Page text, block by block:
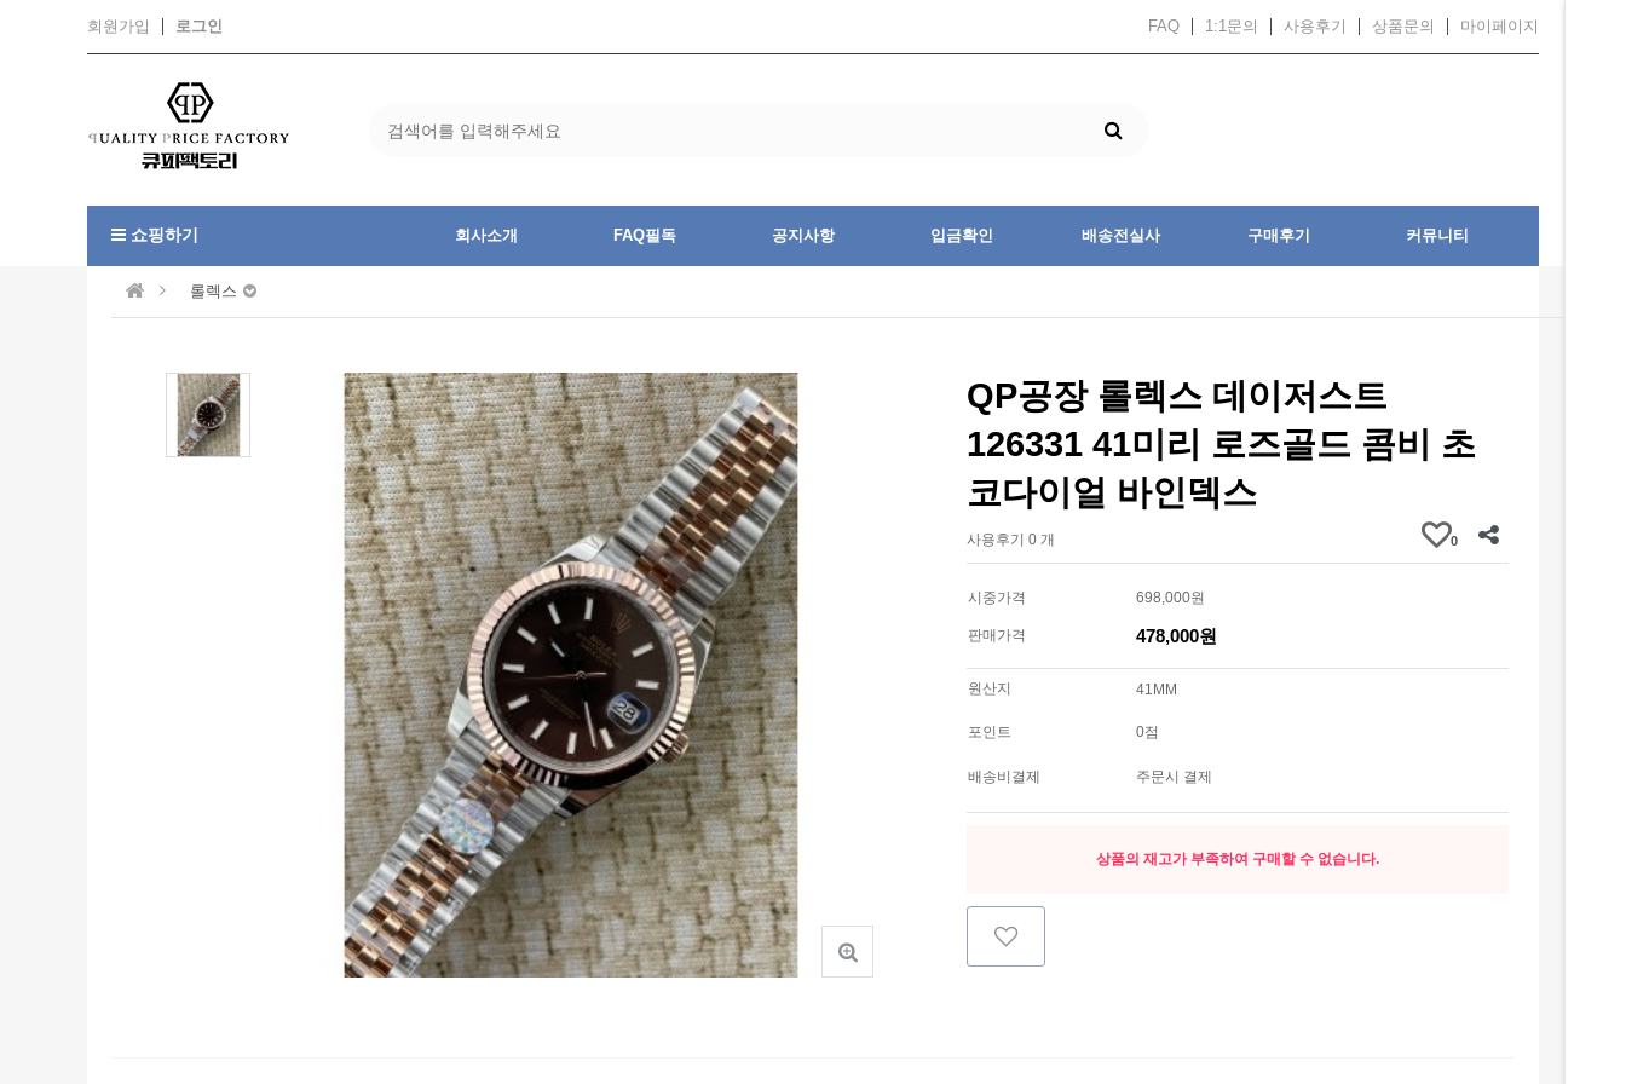
회원가입 로그인 FAQ 1:1문의 사용후기 상품문의 마이페이지
쇼핑하기 회사소개 FAQ필독 공지사항 입금확인 배송전실사 구매후기 커뮤니티
롤렉스
QP공장 롤렉스 데이저스트
126331 41미리 로즈골드 콤비 초
코다이얼 바인덱스
사용후기 0 개 0
시중가격 698,000원
판매가격 478,000원
원산지 41MM
포인트 0점
배송비결제 주문시 결제
상품의 재고가 부족하여 구매할 수 없습니다.